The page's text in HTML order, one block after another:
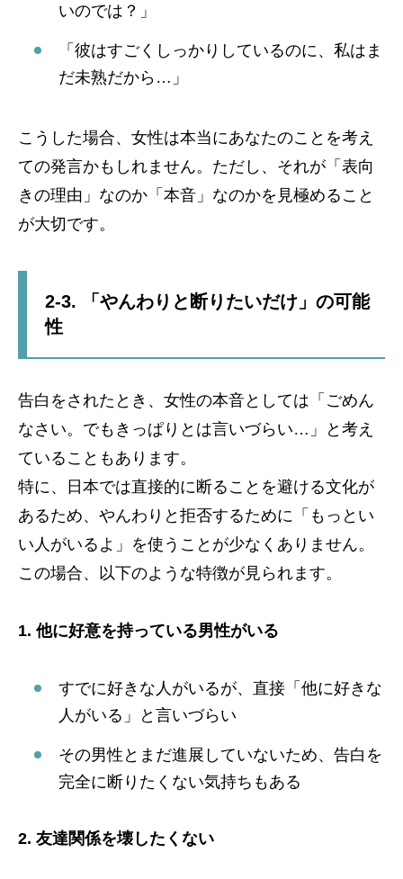
いのでは？」
「彼はすごくしっかりしているのに、私はま
だ未熟だから…」
こうした場合、女性は本当にあなたのことを考え
ての発言かもしれません。ただし、それが「表向
きの理由」なのか「本音」なのかを見極めること
が大切です。
2-3. 「やんわりと断りたいだけ」の可能
性
告白をされたとき、女性の本音としては「ごめん
なさい。でもきっぱりとは言いづらい…」と考え
ていることもあります。
特に、日本では直接的に断ることを避ける文化が
あるため、やんわりと拒否するために「もっとい
い人がいるよ」を使うことが少なくありません。
この場合、以下のような特徴が見られます。
1. 他に好意を持っている男性がいる
すでに好きな人がいるが、直接「他に好きな
人がいる」と言いづらい
その男性とまだ進展していないため、告白を
完全に断りたくない気持ちもある
2. 友達関係を壊したくない